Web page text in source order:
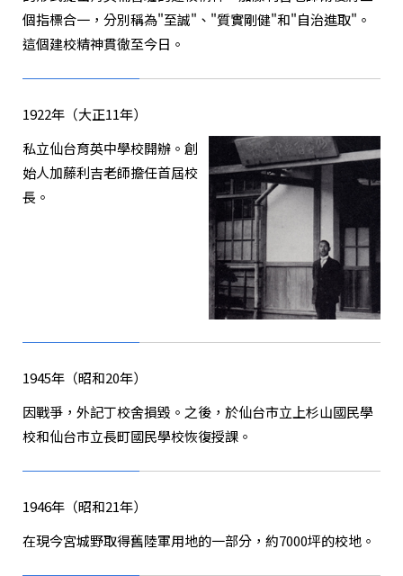
個指標合一，分別稱為"至誠"、"質實剛健"和"自治進取"。
這個建校精神貫徹至今日。
1922年（大正11年）
私立仙台育英中學校開辦。創
始人加藤利吉老師擔任首屆校
長。
1945年（昭和20年）
因戰爭，外記丁校舍損毀。之後，於仙台市立上杉山國民學
校和仙台市立長町國民學校恢復授課。
1946年（昭和21年）
在現今宮城野取得舊陸軍用地的一部分，約7000坪的校地。